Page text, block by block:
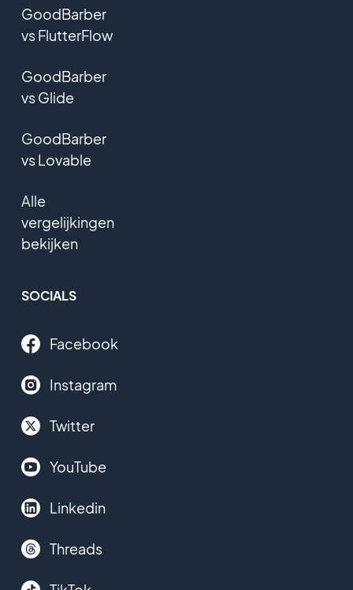
GoodBarber
vs FlutterFlow
GoodBarber
vs Glide
GoodBarber
vs Lovable
Alle
vergelijkingen
bekijken
SOCIALS
Facebook
Instagram
Twitter
YouTube
Linkedin
Threads